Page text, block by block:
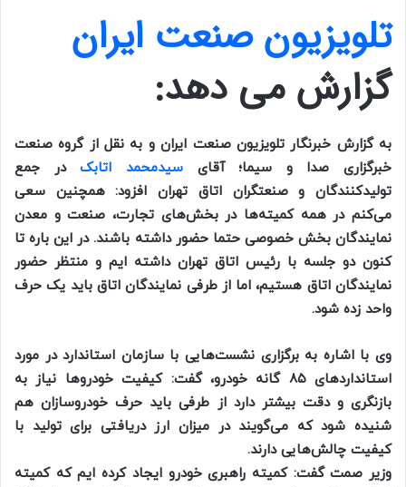
تلویزیون صنعت ایران
گزارش می دهد:
به گزارش خبرنگار تلویزیون صنعت ایران و به نقل از گروه صنعت
خبرگزاری صدا و سیما؛ آقایسیدمحمد اتابکدر جمع
تولیدکنندگان و صنعتگران اتاق تهران افزود: همچنین سعی
می‌کنم در همه کمیته‌ها در بخش‌های تجارت، صنعت و معدن
نمایندگان بخش خصوصی حتما حضور داشته باشند. در این باره تا
کنون دو جلسه با رئیس اتاق تهران داشته ایم و منتظر حضور
نمایندگان اتاق هستیم، اما از طرفی نمایندگان اتاق باید یک حرف
واحد زده شود.
وی با اشاره به برگزاری نشست‌هایی با سازمان استاندارد در مورد
استاندارد‌های ۸۵ گانه خودرو، گفت: کیفیت خودرو‌ها نیاز به
بازنگری و دقت بیشتر دارد از طرفی باید حرف خودروسازان هم
شنیده شود که می‌گویند در میزان ارز دریافتی برای تولید با
کیفیت چالش‌هایی دارند.
وزیر صمت گفت: کمیته راهبری خودرو ایجاد کرده ایم که کمیته